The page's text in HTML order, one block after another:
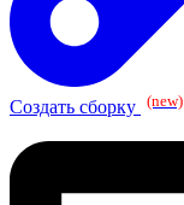
Создать сборку (new)